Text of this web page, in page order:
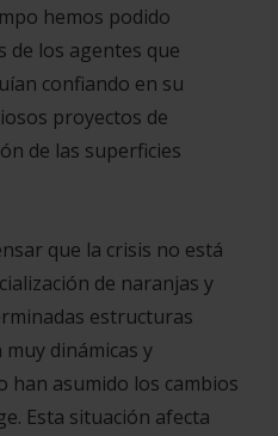
hemos podido
de los agentes que
confiando en su
proyectos de
de las superficies
que la crisis no está
de naranjas y
estructuras
dinámicas y
asumido los cambios
Esta situación afecta